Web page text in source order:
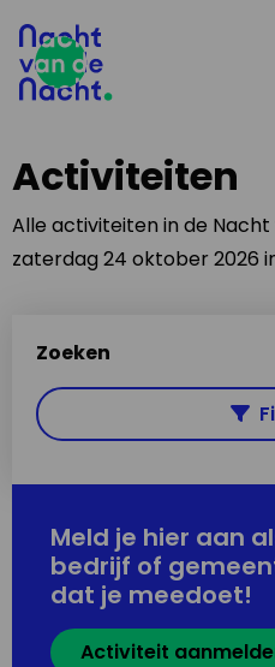
Activiteiten
Alle activiteiten in de
zaterdag 24 oktober 2026
Zoeken
Meld je hier aan
bedrijf of
dat je meedoet!
Activiteit